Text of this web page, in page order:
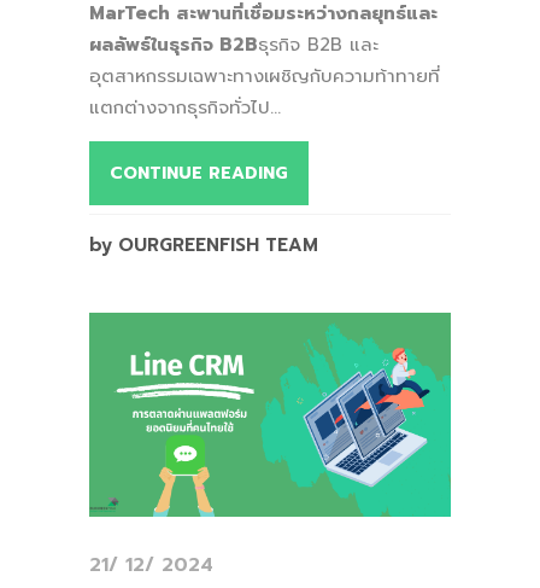
MarTech สะพานที่เชื่อมระหว่างกลยุทธ์และ
ผลลัพธ์ในธุรกิจ B2Bธุรกิจ B2B และ
อุตสาหกรรมเฉพาะทางเผชิญกับความท้าทายที่
แตกต่างจากธุรกิจทั่วไป...
CONTINUE READING
by OURGREENFISH TEAM
21/ 12/ 2024